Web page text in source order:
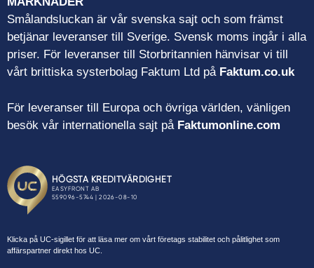
Smålandsluckan är vår svenska sajt och som främst
betjänar leveranser till Sverige. Svensk moms ingår i alla
priser. För leveranser till Storbritannien hänvisar vi till
vårt brittiska systerbolag Faktum Ltd på Faktum.co.uk
För leveranser till Europa och övriga världen, vänligen
besök vår internationella sajt på Faktumonline.com
Klicka på UC-sigillet för att läsa mer om vårt företags stabilitet och pålitlighet som
affärspartner direkt hos UC.